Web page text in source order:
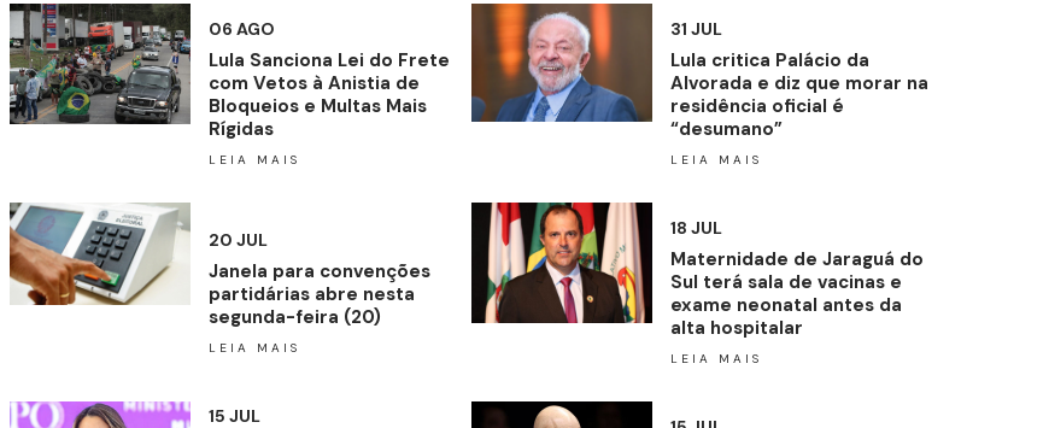
06 AGO
Lula Sanciona Lei do Frete
com Vetos à Anistia de
Bloqueios e Multas Mais
Rígidas
LEIA MAIS
31 JUL
Lula critica Palácio da
Alvorada e diz que morar na
residência oficial é
“desumano”
LEIA MAIS
20 JUL
Janela para convenções
partidárias abre nesta
segunda-feira (20)
LEIA MAIS
18 JUL
Maternidade de Jaraguá do
Sul terá sala de vacinas e
exame neonatal antes da
alta hospitalar
LEIA MAIS
15 JUL